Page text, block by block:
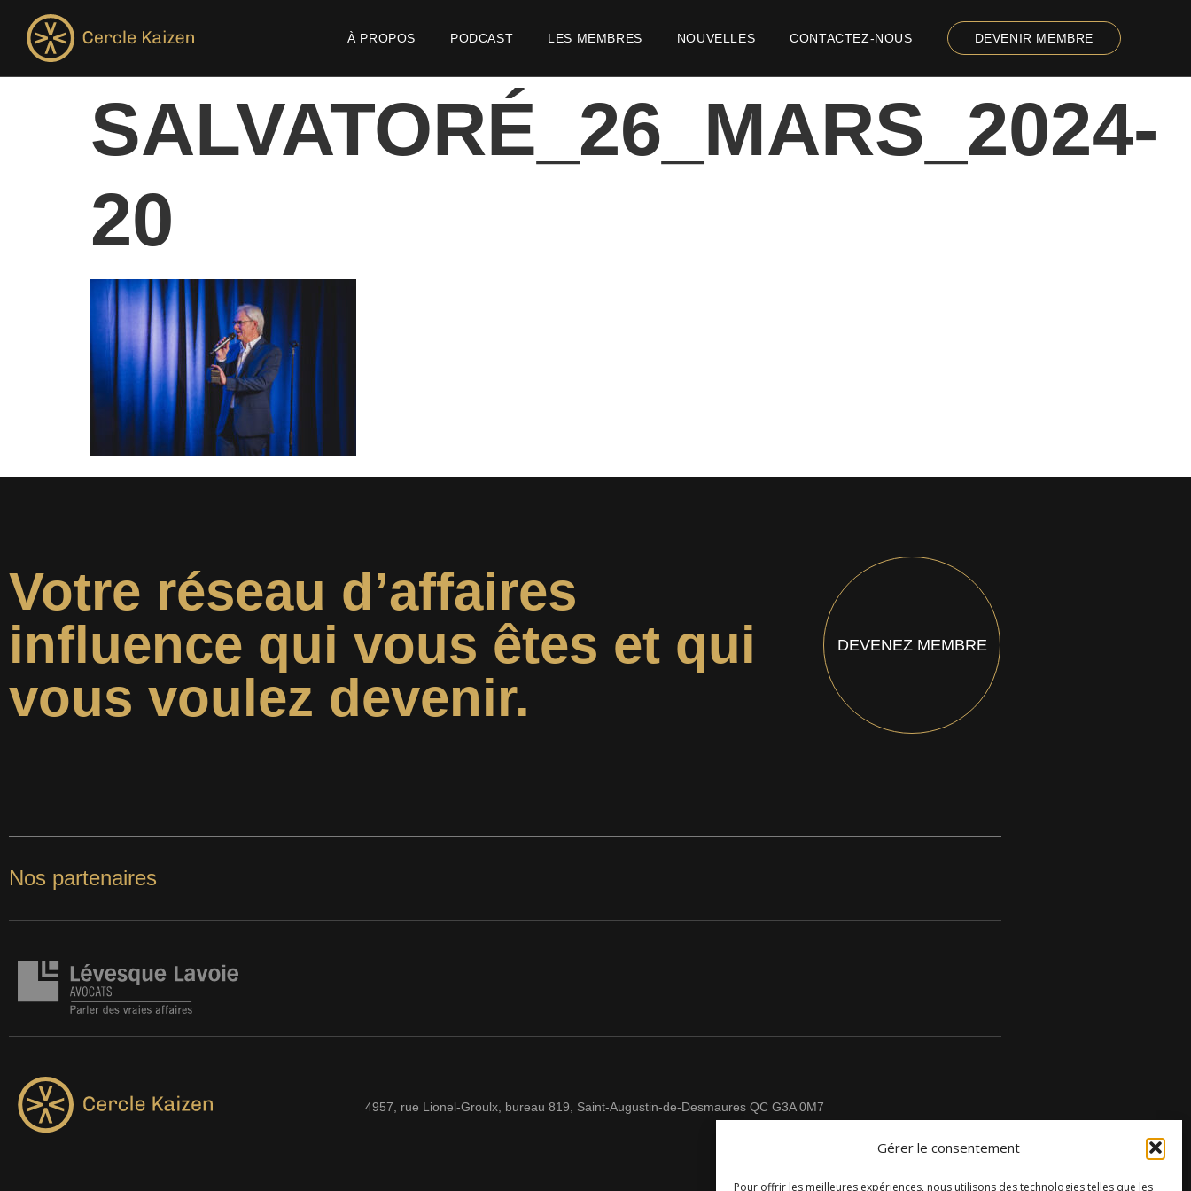
Gérer le consentement
Pour offrir les meilleures expériences, nous utilisons des technologies telles que les
À PROPOS PODCAST LES MEMBRES NOUVELLES CONTACTEZ-NOUS DEVENIR MEMBRE
SALVATORÉ_26_MARS_2024-
20
Votre réseau d’affaires
influence qui vous êtes et qui
vous voulez devenir.
DEVENEZ MEMBRE
Nos partenaires
4957, rue Lionel-Groulx, bureau 819, Saint-Augustin-de-Desmaures QC G3A 0M7